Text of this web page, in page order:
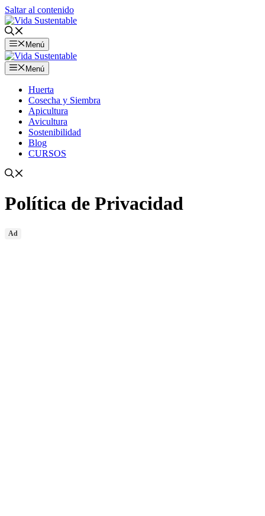
Saltar al contenido
Menú
Menú
Huerta
Cosecha y Siembra
Apicultura
Avicultura
Sostenibilidad
Blog
CURSOS
Política de Privacidad
Ad